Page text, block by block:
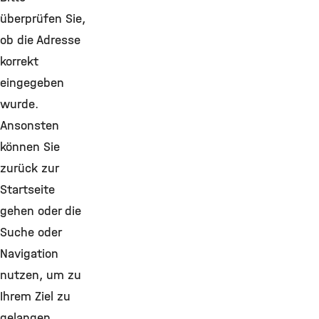
überprüfen Sie,
ob die Adresse
korrekt
eingegeben
wurde.
Ansonsten
können Sie
zurück zur
Startseite
gehen oder die
Suche oder
Navigation
nutzen, um zu
Ihrem Ziel zu